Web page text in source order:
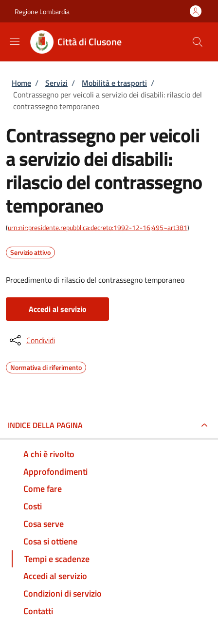
Regione Lombardia
Città di Clusone
Briciole di pane
Home / Servizi / Mobilità e trasporti /
Contrassegno per veicoli a servizio dei disabili: rilascio del
contrassegno temporaneo
Contrassegno per veicoli
a servizio dei disabili:
rilascio del contrassegno
temporaneo
(urn:nir:presidente.repubblica:decreto:1992-12-16;495~art381)
Servizio attivo
Procedimento di rilascio del contrassegno temporaneo
Accedi al servizio
Condividi
Normativa di riferimento
INDICE DELLA PAGINA
A chi è rivolto
Approfondimenti
Come fare
Costi
Cosa serve
Cosa si ottiene
Tempi e scadenze
Accedi al servizio
Condizioni di servizio
Contatti